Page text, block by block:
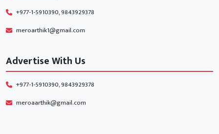
+977-1-5910390, 9843929378
meroarthik1@gmail.com
Advertise With Us
+977-1-5910390, 9843929378
meroaarthik@gmail.com